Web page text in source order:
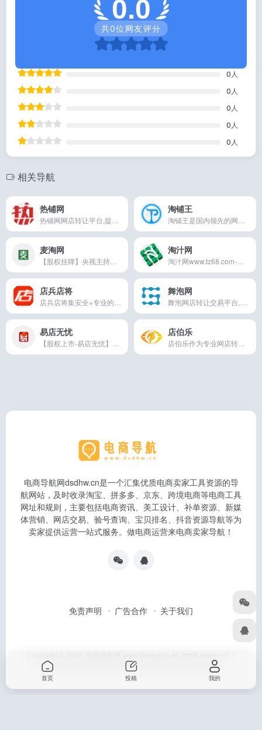
0.0
共0位网友评分
0 人
0 人
0 人
0 人
0 人
相关导航
热铺网 淘铺王
麦淘网 淘汁网
店兵店将 舞泡网
易店无忧 店伯乐
电商导航网dsdhw.cn是一个汇集优质电商卖家工具资源的导
航网站，及时收录淘宝、拼多多、京东、跨境电商等电商工具
网址和规则，主要包括电商资讯、美工设计、补单资源、新媒
体营销、网店交易、验号查询、宝贝排名、抖音资源导航等为
卖家提供运营一站式服务。做电商运营来电商卖家导航！
免责声明 广告合作 关于我们
本站所有文章和站点采集于互联网如有侵权联系客服删除
首页 投稿 我的